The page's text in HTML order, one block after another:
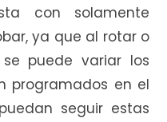
con solamente
ya que al rotar o
puede variar los
programados en el
seguir estas